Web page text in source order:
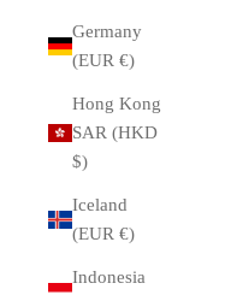
Germany
(EUR €)
Hong Kong
SAR (HKD
$)
Iceland
(EUR €)
Indonesia